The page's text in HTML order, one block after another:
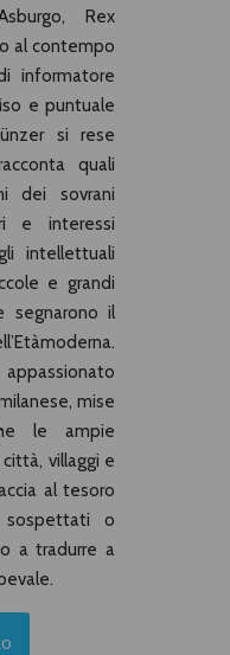
Rex
al contempo
informatore
e puntuale
si rese
quali
dei sovrani
e interessi
intellettuali
e grandi
segnarono il
mise
le ampie
villaggi e
al tesoro
sospettati o
a tradurre a